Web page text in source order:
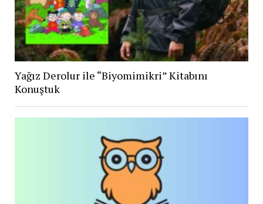
Yağız Derolur ile “Biyomimikri” Kitabını
Konuştuk